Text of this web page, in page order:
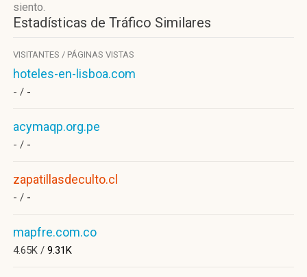
siento.
Estadísticas de Tráfico Similares
VISITANTES / PÁGINAS VISTAS
hoteles-en-lisboa.com
- / -
acymaqp.org.pe
- / -
zapatillasdeculto.cl
- / -
mapfre.com.co
4.65K / 9.31K